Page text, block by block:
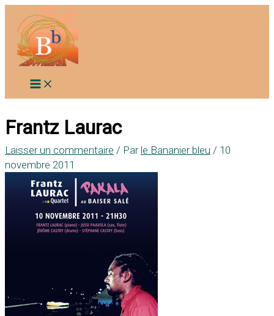
contenu
Frantz Laurac
Laisser un commentaire / Par le Bananier bleu / 10
novembre 2011